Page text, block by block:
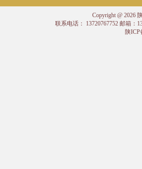
Copyright @ 2026
联系电话： 13720767752 邮箱：
陕ICP